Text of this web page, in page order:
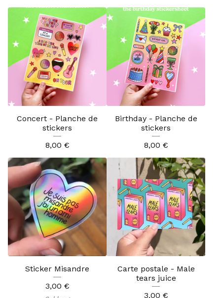
Concert - Planche de
stickers
8,00 €
Birthday - Planche de
stickers
8,00 €
Sticker Misandre
3,00 €
Carte postale - Male
tears juice
3,00 €